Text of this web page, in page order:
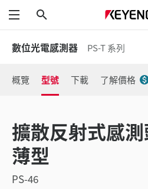
功能表
數位光電感測器 PS-T 系列
概覽 型號 下載 了解價格
擴散反射式感
薄型
PS-46